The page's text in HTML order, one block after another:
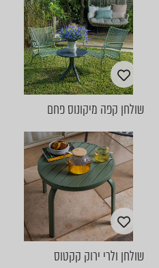
שולחן קפה מיקונוס פחם
שולחן ולרי ירוק קקטוס